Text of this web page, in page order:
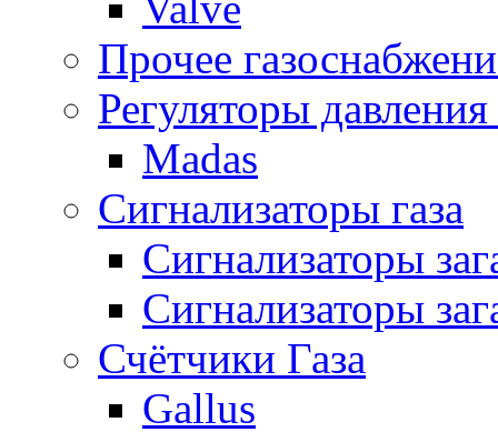
Прочее
Регуляторы давления
Madas
Сигнализаторы газа
Сигнализаторы
Сигнализаторы
Счётчики Газа
Gallus